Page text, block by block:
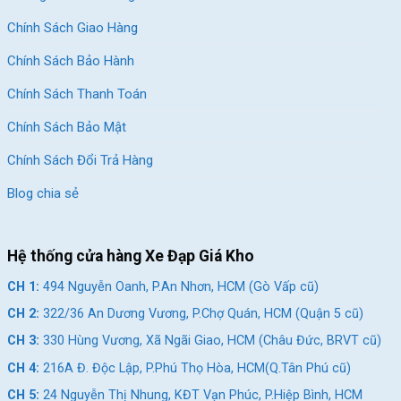
Kích thước và thiết kế : Kích thước xe phải phù hợp với chiều
cao và tư thế ngồi của người lái để đảm bảo sự thoải mái và
hiệu suất khi sử dụng. Việc thử xe trước khi mua là rất quan
trọng.
Phụ kiện kèm theo: Một số phụ kiện cần thiết như gọng
Chính Sách Giao Hàng
Chính Sách Bảo Hành
Chính Sách Thanh Toán
Chính Sách Bảo Mật
Chính Sách Đổi Trả Hàng
Blog chia sẻ
Hệ thống cửa hàng Xe Đạp Giá Kho
CH 1: 494 Nguyễn Oanh, P.An Nhơn, HCM (Gò Vấp cũ)
CH 2: 322/36 An Dương Vương, P.Chợ Quán, HCM (Quận 5 cũ)
CH 3: 330 Hùng Vương, Xã Ngãi Giao, HCM (Châu Đức, BRVT cũ)
CH 4: 216A Đ. Độc Lập, P.Phú Thọ Hòa, HCM(Q.Tân Phú cũ)
CH 5: 24 Nguyễn Thị Nhung, KĐT Vạn Phúc, P.Hiệp Bình, HCM